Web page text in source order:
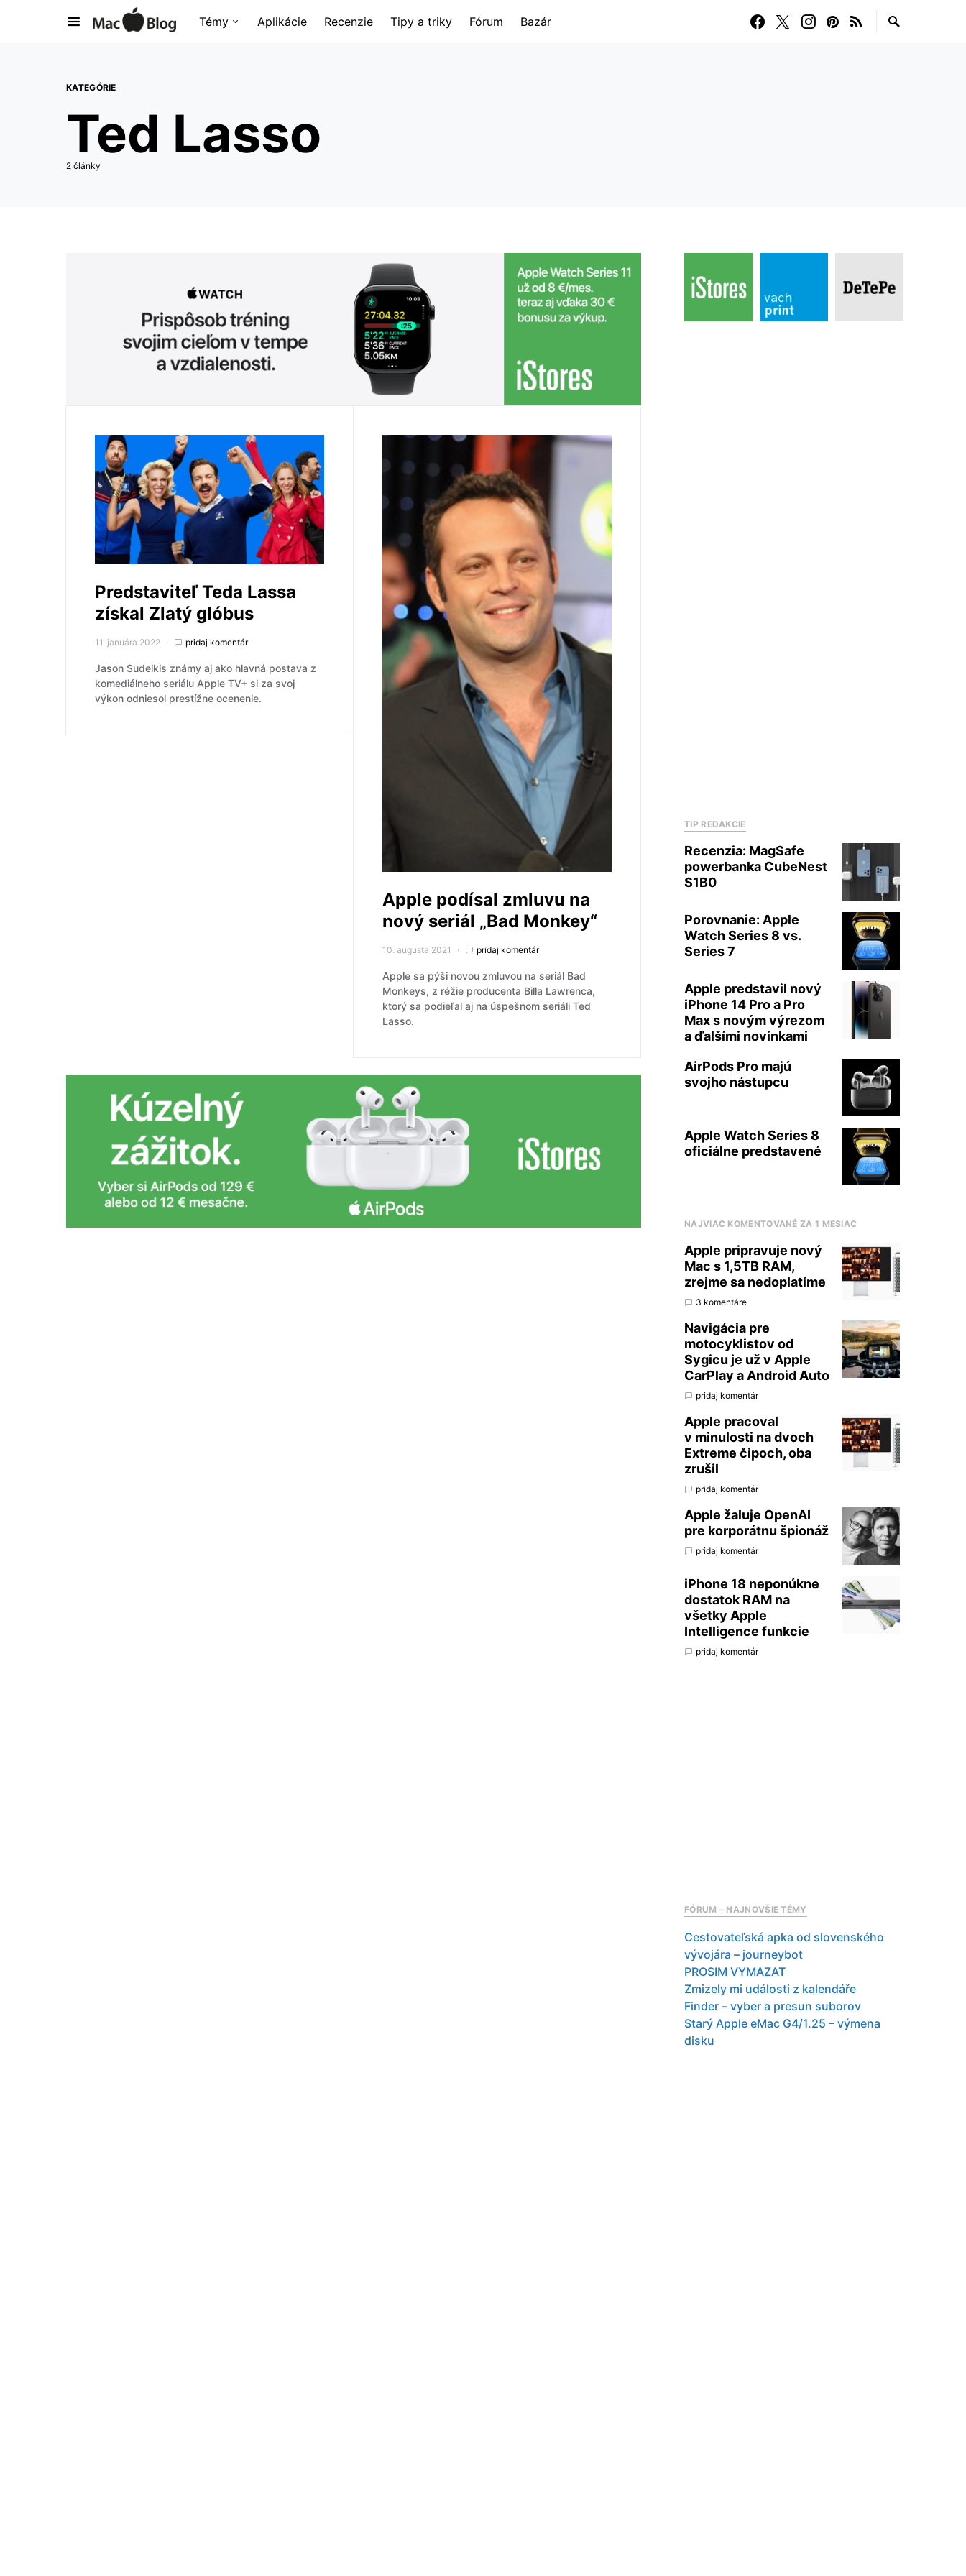
Témy Aplikácie Recenzie Tipy a triky Fórum Bazár
KATEGÓRIE
Ted Lasso
2 články
Predstaviteľ Teda Lassa
získal Zlatý glóbus
11. januára 2022 pridaj komentár
Jason Sudeikis známy aj ako hlavná postava z
komediálneho seriálu Apple TV+ si za svoj
výkon odniesol prestížne ocenenie.
Apple podísal zmluvu na
nový seriál „Bad Monkey“
10. augusta 2021 pridaj komentár
Apple sa pýši novou zmluvou na seriál Bad
Monkeys, z réžie producenta Billa Lawrenca,
ktorý sa podieľal aj na úspešnom seriáli Ted
Lasso.
TIP REDAKCIE
Recenzia: MagSafe
powerbanka CubeNest
S1B0
Porovnanie: Apple
Watch Series 8 vs.
Series 7
Apple predstavil nový
iPhone 14 Pro a Pro
Max s novým výrezom
a ďalšími novinkami
AirPods Pro majú
svojho nástupcu
Apple Watch Series 8
oficiálne predstavené
NAJVIAC KOMENTOVANÉ ZA 1 MESIAC
Apple pripravuje nový
Mac s 1,5TB RAM,
zrejme sa nedoplatíme
3 komentáre
Navigácia pre
motocyklistov od
Sygicu je už v Apple
CarPlay a Android Auto
pridaj komentár
Apple pracoval
v minulosti na dvoch
Extreme čipoch, oba
zrušil
pridaj komentár
Apple žaluje OpenAI
pre korporátnu špionáž
pridaj komentár
iPhone 18 neponúkne
dostatok RAM na
všetky Apple
Intelligence funkcie
pridaj komentár
FÓRUM – NAJNOVŠIE TÉMY
Cestovateľská apka od slovenského
vývojára – journeybot
PROSIM VYMAZAT
Zmizely mi události z kalendáře
Finder – vyber a presun suborov
Starý Apple eMac G4/1.25 – výmena
disku